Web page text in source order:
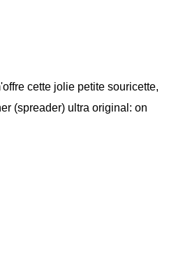
cette jolie petite souricette,
(spreader) ultra original: on